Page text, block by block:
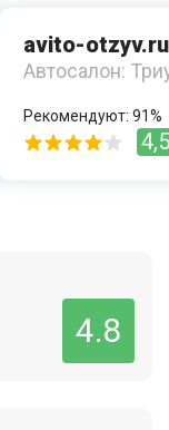
avito-otzyv.ru
Автосалон:
Рекомендуют: 91%
4,5
4.8